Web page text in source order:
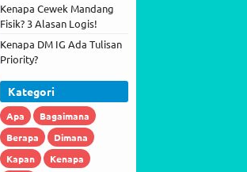
Kenapa Cewek Mandang
Fisik? 3 Alasan Logis!
Kenapa DM IG Ada Tulisan
Priority?
Kategori
Apa
Bagaimana
Berapa
Dimana
Kapan
Kenapa